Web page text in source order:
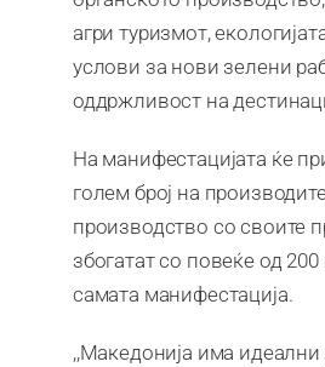
агри туризмот,
услови за нови зелени
оддржливост на
На манифестацијата ќе
голем број на
производство со своите
збогатат со повеќе од
самата манифестација.
,,Македонија има идеални